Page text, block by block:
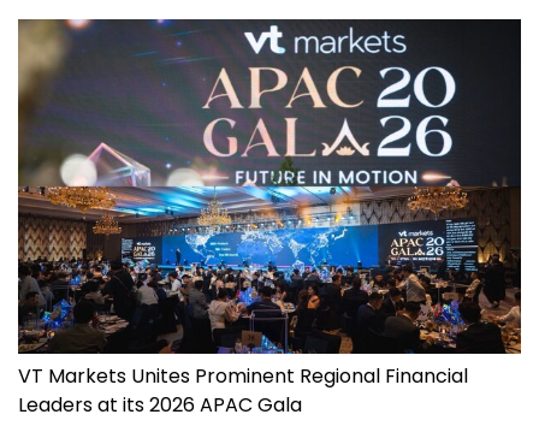
VT Markets Unites Prominent Regional Financial
Leaders at its 2026 APAC Gala